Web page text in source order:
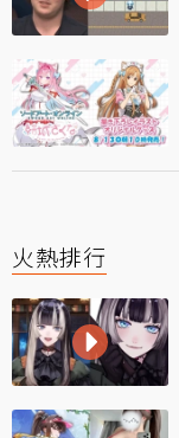
火熱排行